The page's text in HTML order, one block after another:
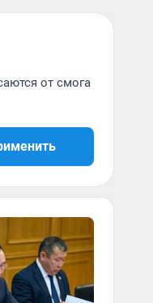
от смога